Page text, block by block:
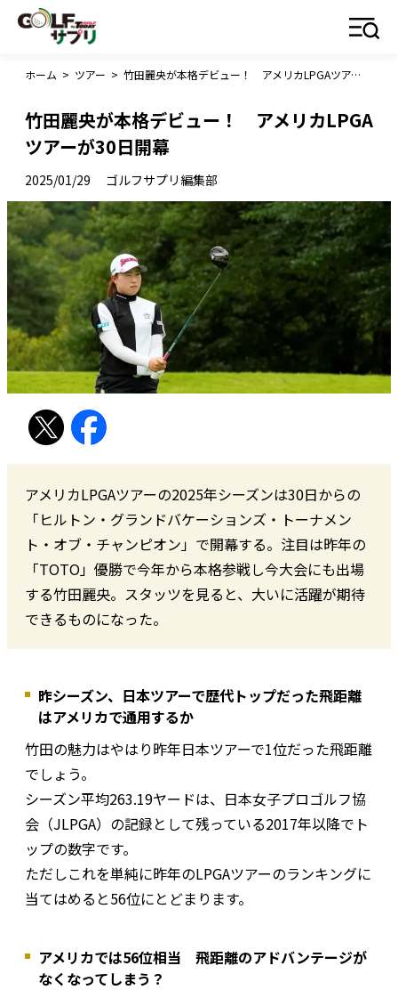
ホーム > ツアー > 竹田麗央が本格デビュー！ アメリカLPGAツアーが30日開幕
竹田麗央が本格デビュー！ アメリカLPGA
ツアーが30日開幕
2025/01/29 ゴルフサプリ編集部
アメリカLPGAツアーの2025年シーズンは30日からの
「ヒルトン・グランドバケーションズ・トーナメン
ト・オブ・チャンピオン」で開幕する。注目は昨年の
「TOTO」優勝で今年から本格参戦し今大会にも出場
する竹田麗央。スタッツを見ると、大いに活躍が期待
できるものになった。
昨シーズン、日本ツアーで歴代トップだった飛距離
はアメリカで通用するか
竹田の魅力はやはり昨年日本ツアーで1位だった飛距離
でしょう。
シーズン平均263.19ヤードは、日本女子プロゴルフ協
会（JLPGA）の記録として残っている2017年以降でト
ップの数字です。
ただしこれを単純に昨年のLPGAツアーのランキングに
当てはめると56位にとどまります。
アメリカでは56位相当 飛距離のアドバンテージが
なくなってしまう？